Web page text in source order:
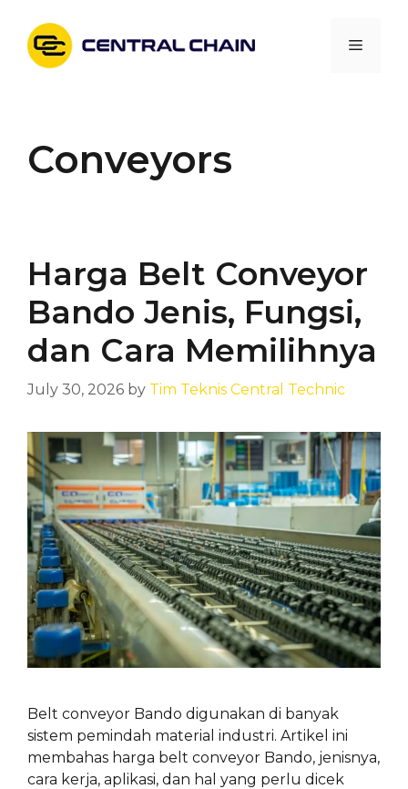
content
Menu
Conveyors
Harga Belt Conveyor
Bando Jenis, Fungsi,
dan Cara Memilihnya
July 30, 2026 by Tim Teknis Central Technic
Belt conveyor Bando digunakan di banyak
sistem pemindah material industri. Artikel ini
membahas harga belt conveyor Bando, jenisnya,
cara kerja, aplikasi, dan hal yang perlu dicek